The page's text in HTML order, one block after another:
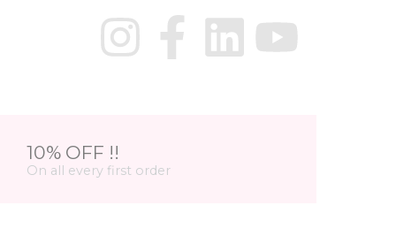
10% OFF !!
On all every first order